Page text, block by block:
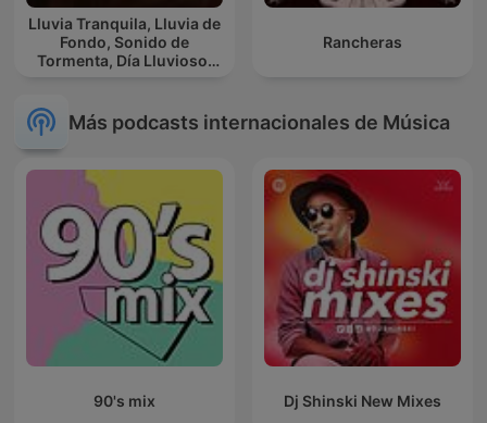
Lluvia Tranquila, Lluvia de
Fondo, Sonido de
Tormenta, Día Lluvioso,
Rancheras
Más podcasts internacionales de Música
90's mix Dj Shinski New Mixes